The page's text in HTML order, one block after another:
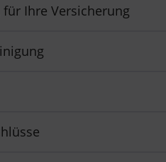
Ihre Versicherung